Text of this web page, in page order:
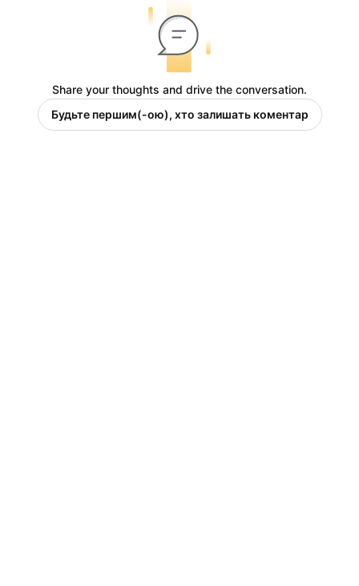
Share your thoughts and drive the conversation.
Будьте першим(-ою), хто залишать коментар